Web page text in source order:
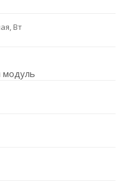
Вт
модуль